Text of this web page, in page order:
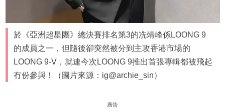
於《亞洲超星團》總決賽排名第3的冼靖峰係LOONG 9
的成員之一，但隨後卻突然被分到主攻香港市場的
LOONG 9-V，就連今次LOONG 9推出首張專輯都被飛起
冇份參與！（圖片來源：ig@archie_sin）
廣告